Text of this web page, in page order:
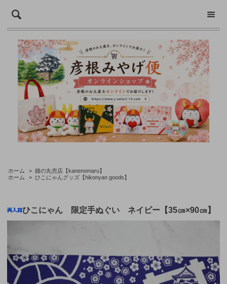
ホーム > 鐘の丸売店【kanenomaru】
ホーム
> ひこにゃんグッズ【hikonyan goods】
ひこにゃん 限定手ぬぐい ネイビー【35㎝×90㎝】